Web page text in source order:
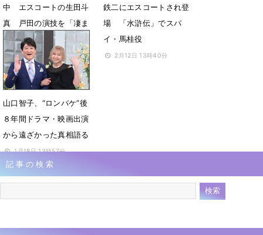
中 エスコートの生田斗
真 戸田の演技を「凄ま
じさを思い知る」
4月15日 07時00分
鉄二にエスコートされ登
場 「水滸伝」でスパ
イ・馬桂役
2月12日 13時40分
山口智子、“ロンバケ”後
８年間ドラマ・映画出演
から遠ざかった真相語る
1月18日 13時57分
記事の検索